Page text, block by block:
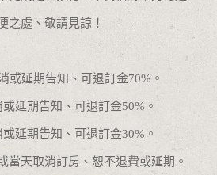
之處、敬請見諒！
或延期告知、可退訂金70%。
延期告知、可退訂金50%。
延期告知、可退訂金30%。
當天取消訂房、恕不退費或延期。